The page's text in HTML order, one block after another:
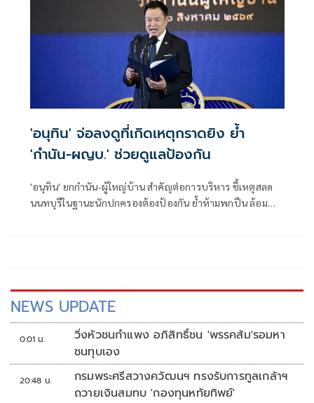
'อนุทิน' จ่อลงดูที่เกิดเหตุกราดยิง ย้ำ
'กำนัน-ผญบ.' ช่วยดูแลป้องกัน
'อนุทิน' ยกกำนัน-ผู้ใหญ่บ้าน สำคัญต่อการบริหาร ชี้เหตุสลด
นนทบุรีในฐานะนักปกครองต้องป้องกัน ย้ำห้ามพกปืน ล้อม
NEWS UPDATE
0:01 น.
วิ่งหัวชนกำแพง อภิสิทธิ์ชน 'พรรคส้ม'รอมหา
ชนทุบเอง
20:48 น.
กรมพระศรีสวางควัฒนฯ ทรงรับการทูลเกล้าฯ
ถวายเงินสมทบ 'กองทุนหทัยทิพย์'